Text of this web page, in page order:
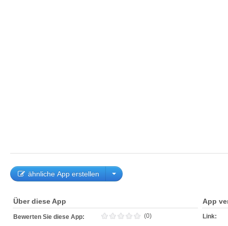
ähnliche App erstellen
Über diese App
Bewerten Sie diese App: (0)
App
Link: